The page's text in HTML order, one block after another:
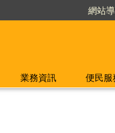
網站
業務資訊 便民服